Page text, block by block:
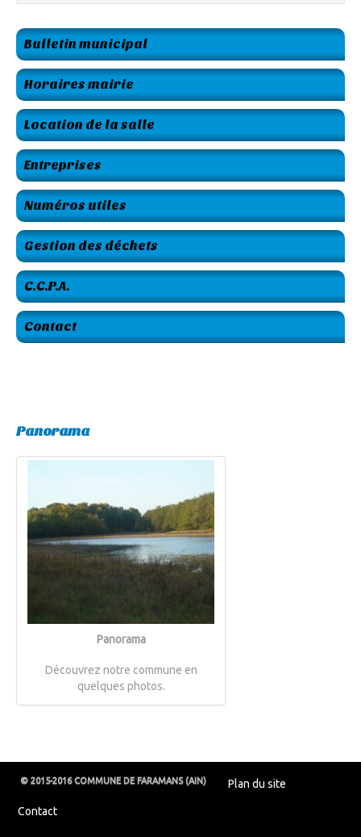
Bulletin municipal
Horaires mairie
Location de la salle
Entreprises
Numéros utiles
Gestion des déchets
C.C.P.A.
Contact
Panorama
Panorama
Découvrez notre commune en
quelques photos.
© 2015-2016 COMMUNE DE FARAMANS (AIN) Plan du site
Contact